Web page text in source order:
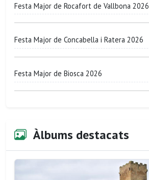
Festa Major de Rocafort de Vallbona 2026
Festa Major de Concabella i Ratera 2026
Festa Major de Biosca 2026
Àlbums destacats